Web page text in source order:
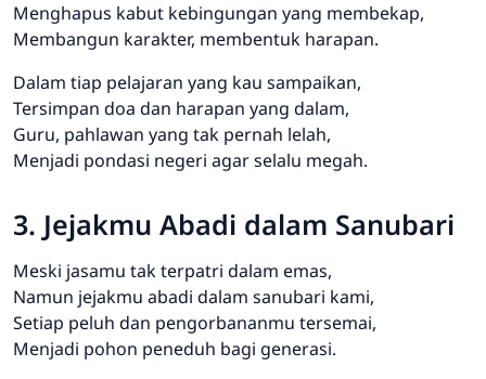
Menghapus kabut kebingungan yang membekap,
Membangun karakter, membentuk harapan.
Dalam tiap pelajaran yang kau sampaikan,
Tersimpan doa dan harapan yang dalam,
Guru, pahlawan yang tak pernah lelah,
Menjadi pondasi negeri agar selalu megah.
3. Jejakmu Abadi dalam Sanubari
Meski jasamu tak terpatri dalam emas,
Namun jejakmu abadi dalam sanubari kami,
Setiap peluh dan pengorbananmu tersemai,
Menjadi pohon peneduh bagi generasi.